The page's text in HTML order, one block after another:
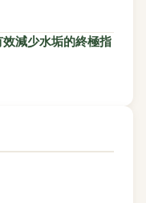
減少水垢的終極指